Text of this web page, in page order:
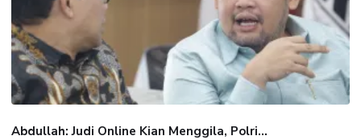
Abdullah: Judi Online Kian Menggila, Polri...